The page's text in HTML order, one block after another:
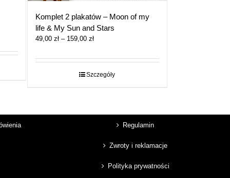
Komplet 2 plakatów – Moon of my
life & My Sun and Stars
49,00 zł – 159,00 złZakres
od
do
Szczegóły
Regulamin
Zwroty i reklamacje
Polityka prywatności